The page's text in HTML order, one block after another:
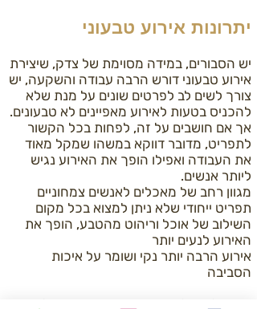
יתרונות אירוע טבעוני
יש הסבורים, במידה מסוימת של צדק, שיצירת
אירוע טבעוני דורש הרבה עבודה והשקעה, יש
צורך לשים לב לפרטים שונים על מנת שלא
להכניס בטעות לאירוע מאפיינים לא טבעונים.
אך אם חושבים על זה, לפחות בכל הקשור
לתפריט, מדובר דווקא במשהו שמקל מאוד
את העבודה ואפילו הופך את האירוע נגיש
ליותר אנשים.
מגוון רחב של מאכלים לאנשים צמחוניים
תפריט ייחודי שלא ניתן למצוא בכל מקום
השילוב של אוכל וריהוט מהטבע, הופך את
האירוע לנעים יותר
אירוע הרבה יותר נקי ושומר על איכות
הסביבה
חשוב לציין, לא הרבה מקומות מוכנים לערוך